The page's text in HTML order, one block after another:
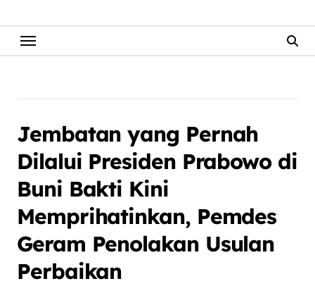
Jembatan yang Pernah
Dilalui Presiden Prabowo di
Buni Bakti Kini
Memprihatinkan, Pemdes
Geram Penolakan Usulan
Perbaikan